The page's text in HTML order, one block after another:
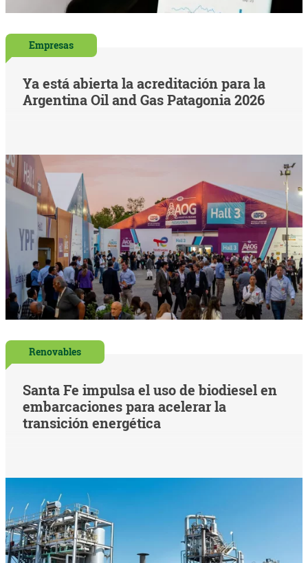
Empresas
Ya está abierta la acreditación para la
Argentina Oil and Gas Patagonia 2026
Renovables
Santa Fe impulsa el uso de biodiesel en
embarcaciones para acelerar la
transición energética